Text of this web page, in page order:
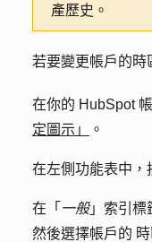
產歷史。
若要變更帳戶的時
在你的 HubSpot
定圖示」
。
在左側功能表中，
在「 一般」索引標
然後選擇帳戶的